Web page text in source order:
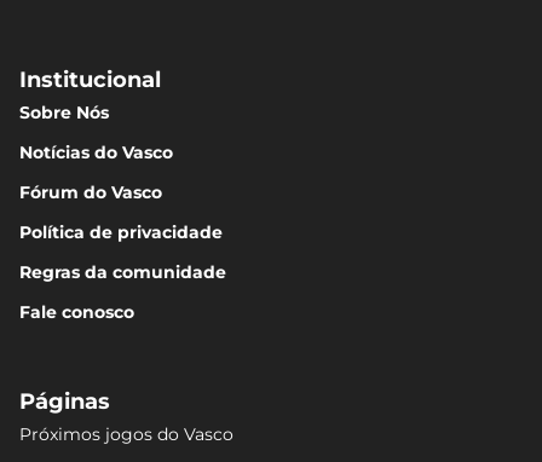
Institucional
Sobre Nós
Notícias do Vasco
Fórum do Vasco
Política de privacidade
Regras da comunidade
Fale conosco
Páginas
Próximos jogos do Vasco